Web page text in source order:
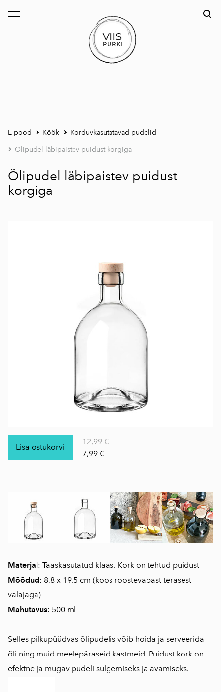
lisati ostukorvi. Vaata ostukorvi
E-pood Köök Korduvkasutatavad pudelid
Õlipudel läbipaistev puidust korgiga
Materjal: Taaskasutatud klaas. Kork on tehtud puidust
Mõõdud: 8,8 x 19,5 cm (koos roostevabast terasest
valajaga)
Mahutavus: 500 ml
Selles pilkupüüdvas õlipudelis võib hoida ja serveerida
õli ning muid meelepäraseid kastmeid. Puidust kork on
efektne ja mugav pudeli sulgemiseks ja avamiseks.
Õlipudel läbipaistev puidust
korgiga
Lisa ostukorvi
12,99 €
7,99 €